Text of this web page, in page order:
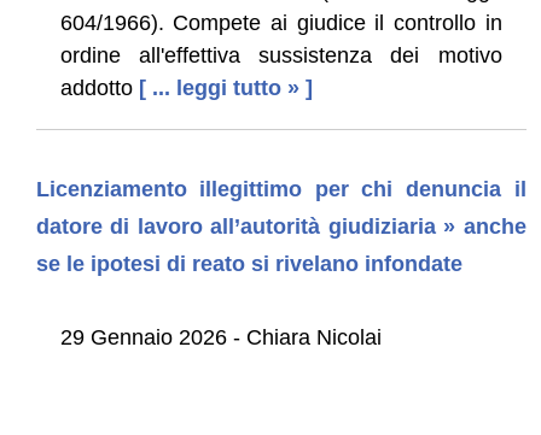
604/1966). Compete ai giudice il controllo in
ordine all'effettiva sussistenza dei motivo
addotto [ ... leggi tutto » ]
Licenziamento illegittimo per chi denuncia il
datore di lavoro all’autorità giudiziaria » anche
se le ipotesi di reato si rivelano infondate
29 Gennaio 2026 - Chiara Nicolai